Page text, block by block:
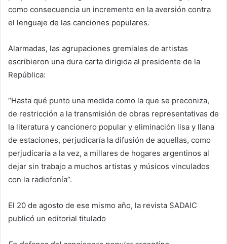
como consecuencia un incremento en la aversión contra
el lenguaje de las canciones populares.
Alarmadas, las agrupaciones gremiales de artistas
escribieron una dura carta dirigida al presidente de la
República:
“Hasta qué punto una medida como la que se preconiza,
de restricción a la transmisión de obras representativas de
la literatura y cancionero popular y eliminación lisa y llana
de estaciones, perjudicaría la difusión de aquellas, como
perjudicaría a la vez, a millares de hogares argentinos al
dejar sin trabajo a muchos artistas y músicos vinculados
con la radiofonía”.
El 20 de agosto de ese mismo año, la revista SADAIC
publicó un editorial titulado